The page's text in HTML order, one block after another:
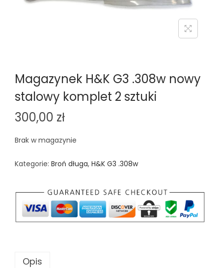
Magazynek H&K G3 .308w nowy
stalowy komplet 2 sztuki
300,00 zł
Brak w magazynie
Kategorie: Broń długa, H&K G3 .308w
Opis